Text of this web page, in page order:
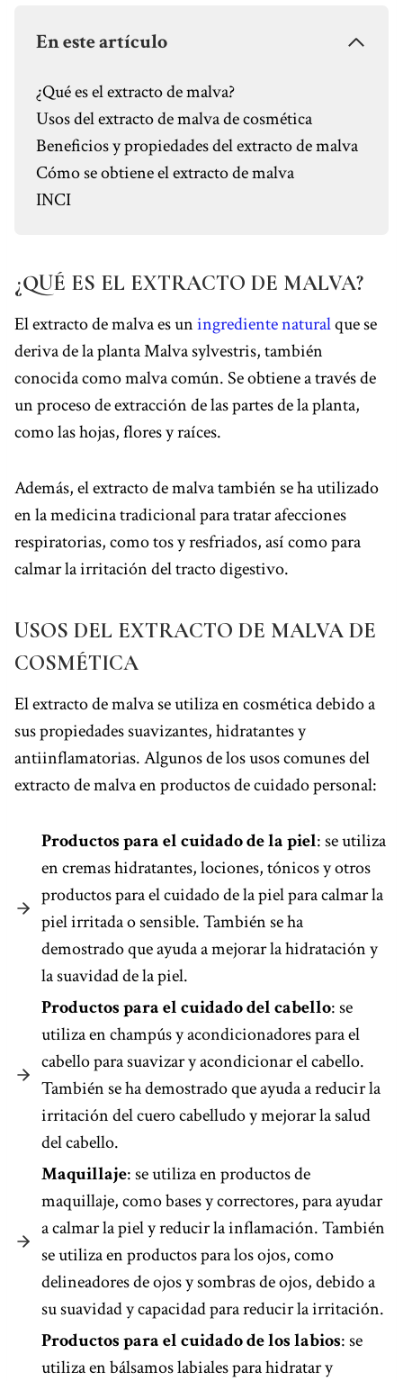
t
En este artículo
¿Qué es el extracto de malva?
Usos del extracto de malva de cosmética
Beneficios y propiedades del extracto de malva
Cómo se obtiene el extracto de malva
INCI
¿QUÉ ES EL EXTRACTO DE MALVA?
El extracto de malva es uningrediente naturalque se
deriva de la planta Malva sylvestris, también
conocida como malva común. Se obtiene a través de
un proceso de extracción de las partes de la planta,
como las hojas, flores y raíces.
Además, el extracto de malva también se ha utilizado
en la medicina tradicional para tratar afecciones
respiratorias, como tos y resfriados, así como para
calmar la irritación del tracto digestivo.
USOS DEL EXTRACTO DE MALVA DE
COSMÉTICA
El extracto de malva se utiliza en cosmética debido a
sus propiedades suavizantes, hidratantes y
antiinflamatorias. Algunos de los usos comunes del
extracto de malva en productos de cuidado personal:
Productos para el cuidado de la piel: se utiliza
en cremas hidratantes, lociones, tónicos y otros
productos para el cuidado de la piel para calmar la
piel irritada o sensible. También se ha
demostrado que ayuda a mejorar la hidratación y
la suavidad de la piel.
Productos para el cuidado del cabello: se
utiliza en champús y acondicionadores para el
cabello para suavizar y acondicionar el cabello.
También se ha demostrado que ayuda a reducir la
irritación del cuero cabelludo y mejorar la salud
del cabello.
Maquillaje: se utiliza en productos de
maquillaje, como bases y correctores, para ayudar
a calmar la piel y reducir la inflamación. También
se utiliza en productos para los ojos, como
delineadores de ojos y sombras de ojos, debido a
su suavidad y capacidad para reducir la irritación.
Productos para el cuidado de los labios: se
utiliza en bálsamos labiales para hidratar y